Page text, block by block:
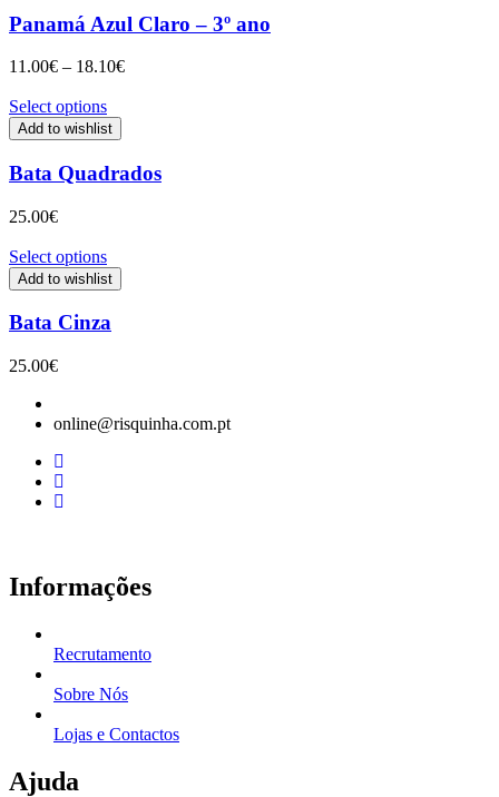
Panamá Azul Claro – 3º ano
11.00€ – 18.10€Price
Select options
Add to wishlist
Bata Quadrados
25.00€
Select options
Add to wishlist
Bata Cinza
25.00€
online@risquinha.com.pt
Informações
Recrutamento
Sobre Nós
Lojas e Contactos
Ajuda